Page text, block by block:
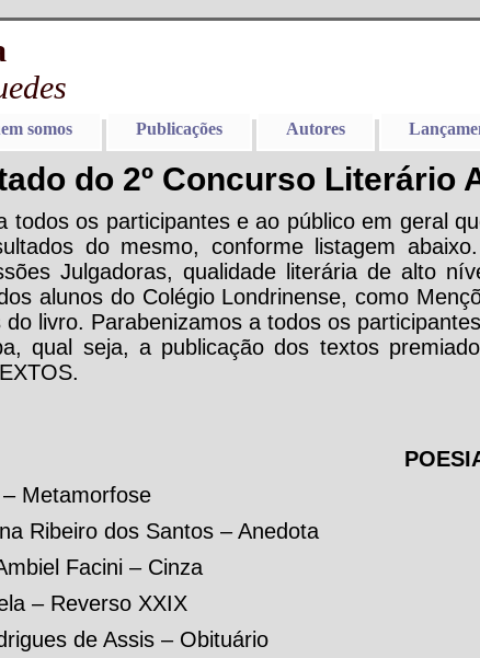
somos Publicações Autores
do 2º Concurso Literário
todos os participantes e ao público em geral
do mesmo, conforme listagem
Julgadoras, qualidade literária de alto
alunos do Colégio Londrinense, como
do livro. Parabenizamos a todos os
qual seja, a publicação dos textos
Metamorfose
Ribeiro dos Santos – Anedota
Facini – Cinza
– Reverso XXIX
de Assis – Obituário